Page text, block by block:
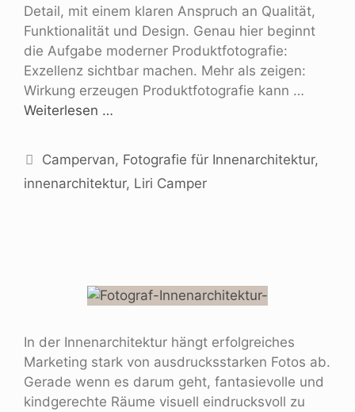
Detail, mit einem klaren Anspruch an Qualität,
Funktionalität und Design. Genau hier beginnt
die Aufgabe moderner Produktfotografie:
Exzellenz sichtbar machen. Mehr als zeigen:
Wirkung erzeugen Produktfotografie kann …
Weiterlesen …
Campervan, Fotografie für Innenarchitektur,
innenarchitektur, Liri Camper
In der Innenarchitektur hängt erfolgreiches
Marketing stark von ausdrucksstarken Fotos ab.
Gerade wenn es darum geht, fantasievolle und
kindgerechte Räume visuell eindrucksvoll zu